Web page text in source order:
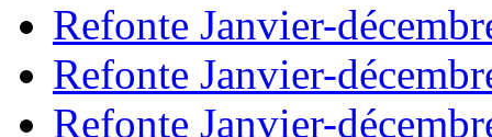
Refonte Janvier-
Refonte Janvier-
Refonte Janvier-